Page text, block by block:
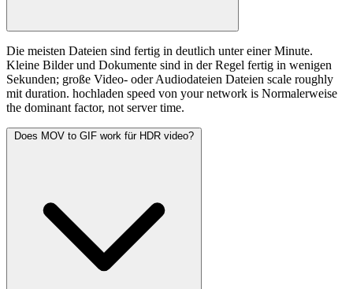
Die meisten Dateien sind fertig in deutlich unter einer Minute.
Kleine Bilder und Dokumente sind in der Regel fertig in wenigen
Sekunden; große Video- oder Audiodateien Dateien scale roughly
mit duration. hochladen speed von your network is Normalerweise
the dominant factor, not server time.
Does MOV to GIF work für HDR video?